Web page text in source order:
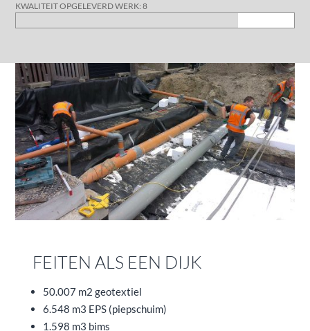
KWALITEIT OPGELEVERD WERK: 8
FEITEN ALS EEN DIJK
50.007 m2 geotextiel
6.548 m3 EPS (piepschuim)
1.598 m3 bims